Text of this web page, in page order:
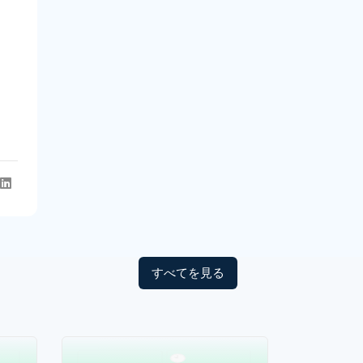
すべてを見る